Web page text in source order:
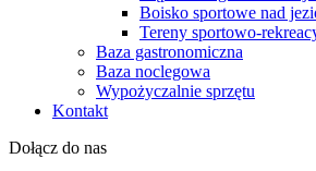
Boisko sportowe nad
Tereny sportowo-
Baza gastronomiczna
Baza noclegowa
Wypożyczalnie sprzętu
Kontakt
Dołącz do nas